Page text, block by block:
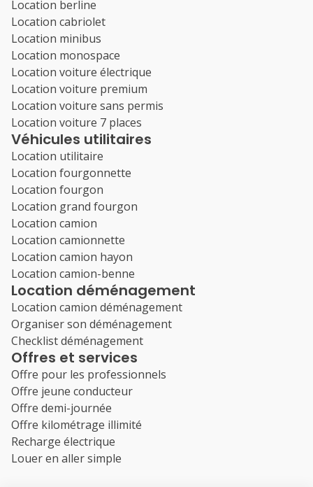
Location berline
Location cabriolet
Location minibus
Location monospace
Location voiture électrique
Location voiture premium
Location voiture sans permis
Location voiture 7 places
Véhicules utilitaires
Location utilitaire
Location fourgonnette
Location fourgon
Location grand fourgon
Location camion
Location camionnette
Location camion hayon
Location camion-benne
Location déménagement
Location camion déménagement
Organiser son déménagement
Checklist déménagement
Offres et services
Offre pour les professionnels
Offre jeune conducteur
Offre demi-journée
Offre kilométrage illimité
Recharge électrique
Louer en aller simple